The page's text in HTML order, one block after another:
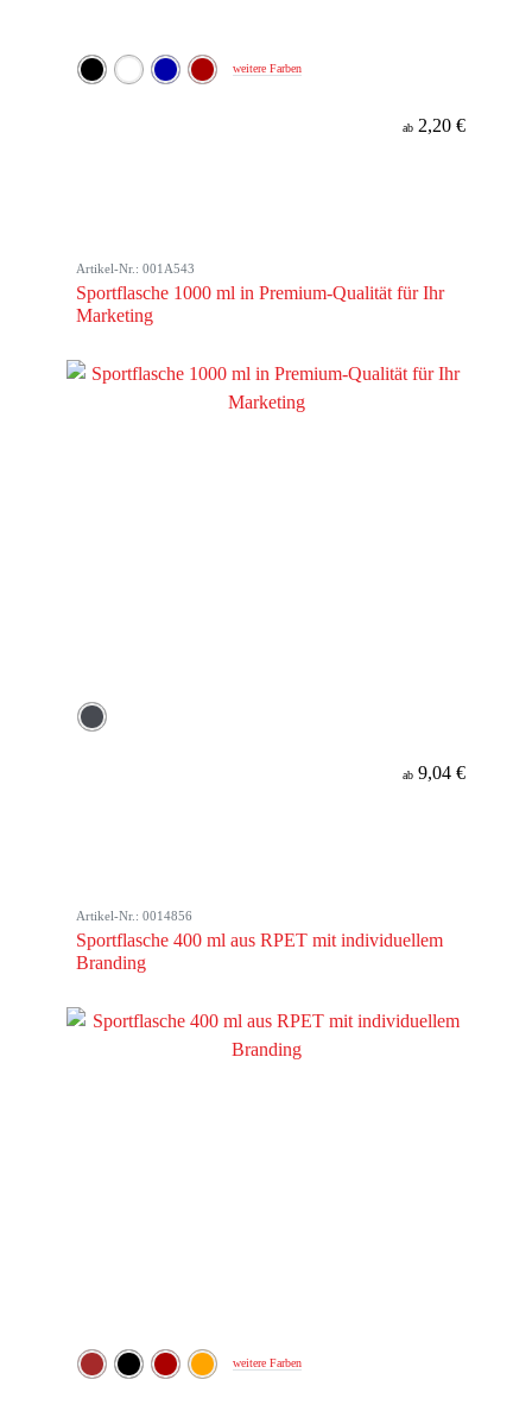
weitere Farben
ab 2,20 €
Artikel-Nr.: 001A543
Sportflasche 1000 ml in Premium-Qualität für Ihr
Marketing
ab 9,04 €
Artikel-Nr.: 0014856
Sportflasche 400 ml aus RPET mit individuellem
Branding
weitere Farben